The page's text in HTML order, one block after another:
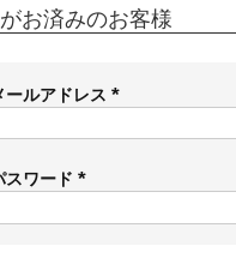
お済みのお客様
ールアドレス
必
)
スワード
必